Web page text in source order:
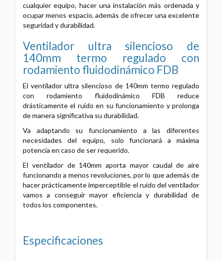
cualquier equipo, hacer una instalación más ordenada y
ocupar menos espacio, además de ofrecer una excelente
seguridad y durabilidad.
Ventilador ultra silencioso de
140mm termo regulado con
rodamiento fluidodinámico FDB
El ventilador ultra silencioso de 140mm termo regulado
con rodamiento fluidodinámico FDB reduce
drásticamente el ruido en su funcionamiento y prolonga
de manera significativa su durabilidad.
Va adaptando su funcionamiento a las diferentes
necesidades del equipo, solo funcionará a máxima
potencia en caso de ser requerido.
El ventilador de 140mm aporta mayor caudal de aire
funcionando a menos revoluciones, por lo que además de
hacer prácticamente imperceptible el ruido del ventilador
vamos a conseguir mayor eficiencia y durabilidad de
todos los componentes.
Especificaciones